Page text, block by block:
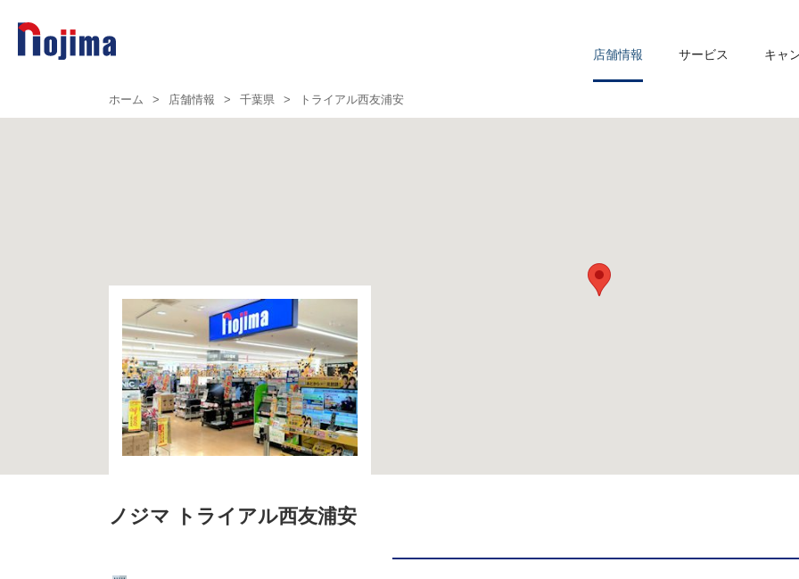
店舗情報 サービス キャ
ホーム > 店舗情報 > 千葉県 > トライアル西友浦安
ノジマ トライアル西友浦安